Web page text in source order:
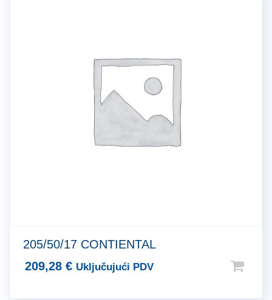
205/50/17 CONTIENTAL
209,28 € Uključujući PDV